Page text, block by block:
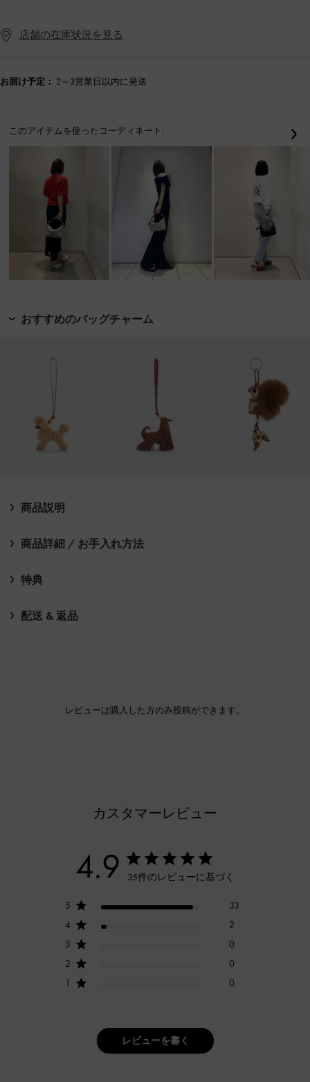
店舗の在庫状況を見る
お届け予定： 2～3営業日以内に発送
このアイテムを使ったコーディネート: 戻る
おすすめのバッグチャーム
商品説明
商品詳細 / お手入れ方法
特典
配送 & 返品
レビューは購入した方のみ投稿ができます。
カスタマーレビュー
4.9 35件のレビューに基づく
5
33
4
2
3
0
2
0
1
0
レビューを書く